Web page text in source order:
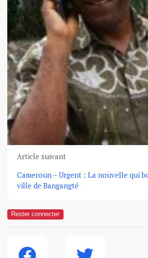
Article suivant
Cameroun – Urgent : La nouvelle qui
ville de Bangangté
Rester connecter